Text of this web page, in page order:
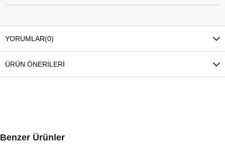
YORUMLAR(0)
ÜRÜN ÖNERILERI
Benzer Ürünler